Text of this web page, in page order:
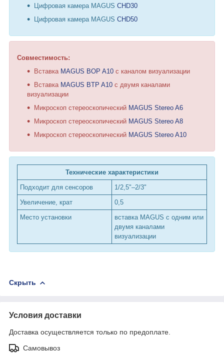
Цифровая камера MAGUS CHD30
Цифровая камера MAGUS CHD50
Совместимость:
Вставка MAGUS BOP A10 с каналом визуализации
Вставка MAGUS BTP A10 с двумя каналами
визуализации
Микроскоп стереоскопический MAGUS Stereo A6
Микроскоп стереоскопический MAGUS Stereo A8
Микроскоп стереоскопический MAGUS Stereo A10
Технические характеристики
Подходит для сенсоров
1/2,5"–2/3"
Увеличение, крат
0,5
Место установки
вставка MAGUS с одним или
двумя каналами
визуализации
Скрыть
Условия доставки
Доставка осуществляется только по предоплате.
Самовывоз